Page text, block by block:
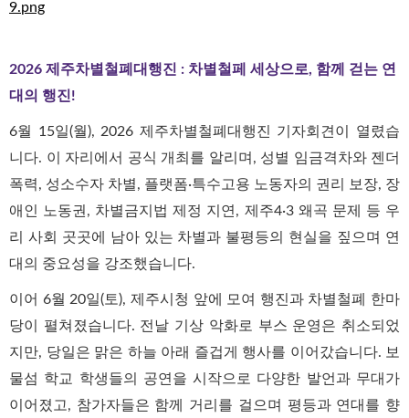
2026 제주차별철폐대행진 : 차별철페 세상으로, 함께 걷는 연
대의 행진!
6월 15일(월), 2026 제주차별철폐대행진 기자회견이 열렸습
니다. 이 자리에서 공식 개최를 알리며, 성별 임금격차와 젠더
폭력, 성소수자 차별, 플랫폼·특수고용 노동자의 권리 보장, 장
애인 노동권, 차별금지법 제정 지연, 제주4·3 왜곡 문제 등 우
리 사회 곳곳에 남아 있는 차별과 불평등의 현실을 짚으며 연
대의 중요성을 강조했습니다.
이어 6월 20일(토), 제주시청 앞에 모여 행진과 차별철폐 한마
당이 펼쳐졌습니다. 전날 기상 악화로 부스 운영은 취소되었
지만, 당일은 맑은 하늘 아래 즐겁게 행사를 이어갔습니다. 보
물섬 학교 학생들의 공연을 시작으로 다양한 발언과 무대가
이어졌고, 참가자들은 함께 거리를 걸으며 평등과 연대를 향